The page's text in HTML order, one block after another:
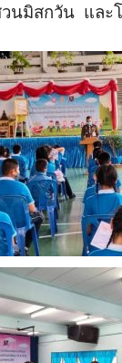
วนมิสกวัน และ